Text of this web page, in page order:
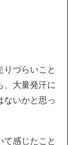
りづらいこと
、大量発汗に
ないかと思っ
て感じたこと